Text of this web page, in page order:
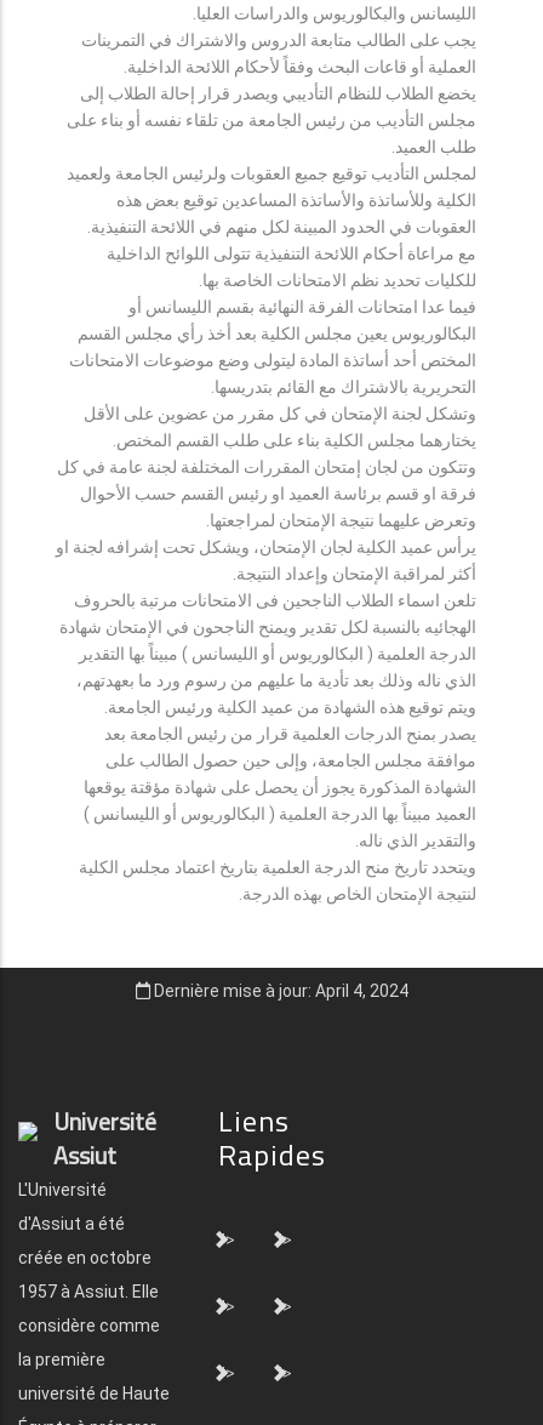
الليسانس والبكالوريوس والدراسات العليا.
يجب على الطالب متابعة الدروس والاشتراك في التمرينات
العملية أو قاعات البحث وفقاً لأحكام اللائحة الداخلية.
يخضع الطلاب للنظام التأديبي ويصدر قرار إحالة الطلاب إلى
مجلس التأديب من رئيس الجامعة من تلقاء نفسه أو بناء على
طلب العميد.
لمجلس التأديب توقيع جميع العقوبات ولرئيس الجامعة ولعميد
الكلية وللأساتذة والأساتذة المساعدين توقيع بعض هذه
العقوبات في الحدود المبينة لكل منهم في اللائحة التنفيذية.
مع مراعاة أحكام اللائحة التنفيذية تتولى اللوائح الداخلية
للكليات تحديد نظم الامتحانات الخاصة بها.
فيما عدا امتحانات الفرقة النهائية بقسم الليسانس أو
البكالوريوس يعين مجلس الكلية بعد أخذ رأي مجلس القسم
المختص أحد أساتذة المادة ليتولى وضع موضوعات الامتحانات
التحريرية بالاشتراك مع القائم بتدريسها.
وتشكل لجنة الإمتحان في كل مقرر من عضوين على الأقل
يختارهما مجلس الكلية بناء على طلب القسم المختص.
وتتكون من لجان إمتحان المقررات المختلفة لجنة عامة في كل
فرقة او قسم برئاسة العميد او رئيس القسم حسب الأحوال
وتعرض عليهما نتيجة الإمتحان لمراجعتها.
يرأس عميد الكلية لجان الإمتحان، ويشكل تحت إشرافه لجنة او
أكثر لمراقبة الإمتحان وإعداد النتيجة.
تلعن اسماء الطلاب الناجحين فى الامتحانات مرتبة بالحروف
الهجائيه بالنسبة لكل تقدير ويمنح الناجحون في الإمتحان شهادة
الدرجة العلمية ( البكالوريوس أو الليسانس ) مبيناً بها التقدير
الذي ناله وذلك بعد تأدية ما عليهم من رسوم ورد ما بعهدتهم،
ويتم توقيع هذه الشهادة من عميد الكلية ورئيس الجامعة.
يصدر بمنح الدرجات العلمية قرار من رئيس الجامعة بعد
موافقة مجلس الجامعة، وإلى حين حصول الطالب على
الشهادة المذكورة يجوز أن يحصل على شهادة مؤقتة يوقعها
العميد مبيناً بها الدرجة العلمية ( البكالوريوس أو الليسانس )
والتقدير الذي ناله.
ويتحدد تاريخ منح الدرجة العلمية بتاريخ اعتماد مجلس الكلية
لنتيجة الإمتحان الخاص بهذه الدرجة.
Dernière mise à jour: April 4, 2024
Université
Assiut
L'Université
d'Assiut a été
créée en octobre
1957 à Assiut. Elle
considère comme
la première
université de Haute
Liens
Rapides
"> ">
"> ">
"> ">